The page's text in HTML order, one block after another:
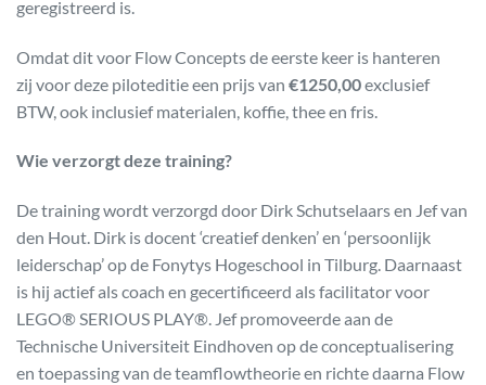
geregistreerd is.
Omdat dit voor Flow Concepts de eerste keer is hanteren
zij voor deze piloteditie een prijs van €1250,00exclusief
BTW, ook inclusief materialen, koffie, thee en fris.
Wie verzorgt deze training?
De training wordt verzorgd door Dirk Schutselaars en Jef van
den Hout. Dirk is docent ‘creatief denken’ en ‘persoonlijk
leiderschap’ op de Fonytys Hogeschool in Tilburg. Daarnaast
is hij actief als coach en gecertificeerd als facilitator voor
LEGO® SERIOUS PLAY®. Jef promoveerde aan de
Technische Universiteit Eindhoven op de conceptualisering
en toepassing van de teamflowtheorie en richte daarna Flow